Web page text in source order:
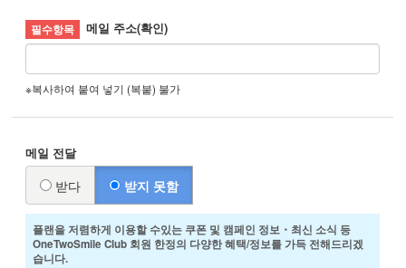
메일 주소(확인)
※복사하여 붙여 넣기 (복붙) 불가
메일 전달
받다 받지 못함
플랜을 저렴하게 이용할 수있는 쿠폰 및 캠페인 정보・최신 소식 등
OneTwoSmile Club 회원 한정의 다양한 혜택/정보를 가득 전해드리겠
습니다.